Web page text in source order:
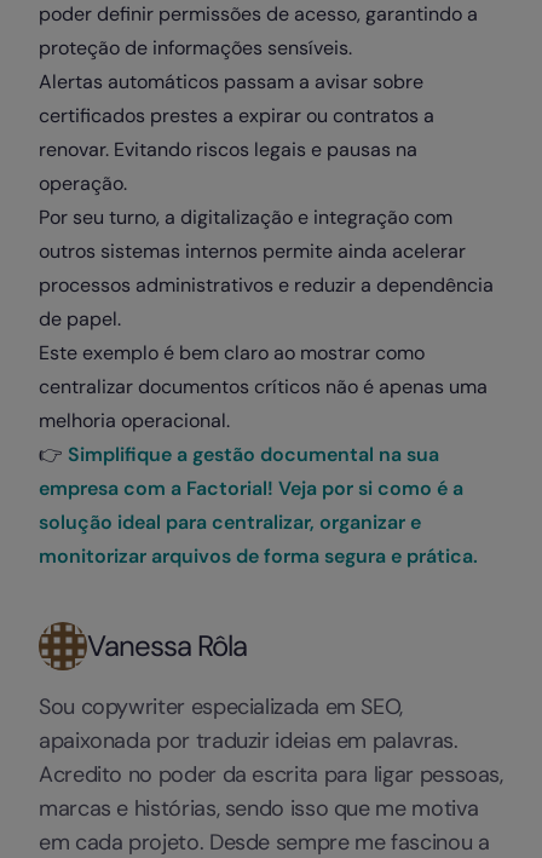
poder definir permissões de acesso, garantindo a
proteção de informações sensíveis.
Alertas automáticos passam a avisar sobre
certificados prestes a expirar ou contratos a
renovar. Evitando riscos legais e pausas na
operação.
Por seu turno, a digitalização e integração com
outros sistemas internos permite ainda acelerar
processos administrativos e reduzir a dependência
de papel.
Este exemplo é bem claro ao mostrar como
centralizar documentos críticos não é apenas uma
melhoria operacional.
👉 Simplifique a gestão documental na sua
empresa com a Factorial! Veja por si como é a
solução ideal para centralizar, organizar e
monitorizar arquivos de forma segura e prática.
Vanessa Rôla
Sou copywriter especializada em SEO,
apaixonada por traduzir ideias em palavras.
Acredito no poder da escrita para ligar pessoas,
marcas e histórias, sendo isso que me motiva
em cada projeto. Desde sempre me fascinou a